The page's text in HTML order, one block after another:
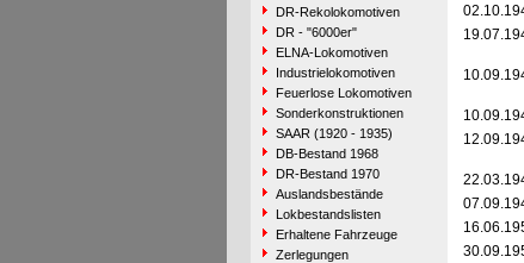
DR-Rekolokomotiven
DR - "6000er"
ELNA-Lokomotiven
Industrielokomotiven
Feuerlose Lokomotiven
Sonderkonstruktionen
SAAR (1920 - 1935)
DB-Bestand 1968
DR-Bestand 1970
Auslandsbestände
Lokbestandslisten
Erhaltene Fahrzeuge
Zerlegungen